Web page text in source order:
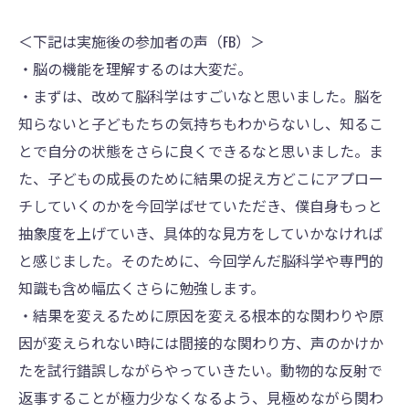
＜下記は実施後の参加者の声（FB）＞
・脳の機能を理解するのは大変だ。
・まずは、改めて脳科学はすごいなと思いました。脳を
知らないと子どもたちの気持ちもわからないし、知るこ
とで自分の状態をさらに良くできるなと思いました。ま
た、子どもの成長のために結果の捉え方どこにアプロー
チしていくのかを今回学ばせていただき、僕自身もっと
抽象度を上げていき、具体的な見方をしていかなければ
と感じました。そのために、今回学んだ脳科学や専門的
知識も含め幅広くさらに勉強します。
・結果を変えるために原因を変える根本的な関わりや原
因が変えられない時には間接的な関わり方、声のかけか
たを試行錯誤しながらやっていきたい。動物的な反射で
返事することが極力少なくなるよう、見極めながら関わ